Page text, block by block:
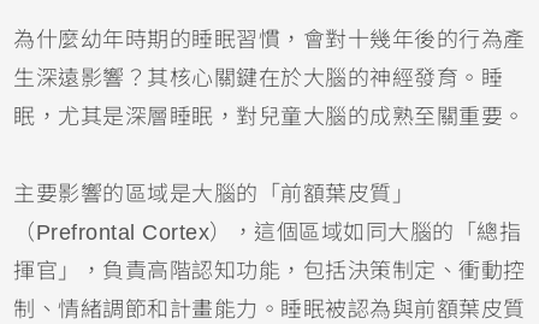
為什麼幼年時期的睡眠習慣，會對十幾年後的行為產
生深遠影響？其核心關鍵在於大腦的神經發育。睡
眠，尤其是深層睡眠，對兒童大腦的成熟至關重要。
主要影響的區域是大腦的「前額葉皮質」
（Prefrontal Cortex），這個區域如同大腦的「總指
揮官」，負責高階認知功能，包括決策制定、衝動控
制、情緒調節和計畫能力。睡眠被認為與前額葉皮質